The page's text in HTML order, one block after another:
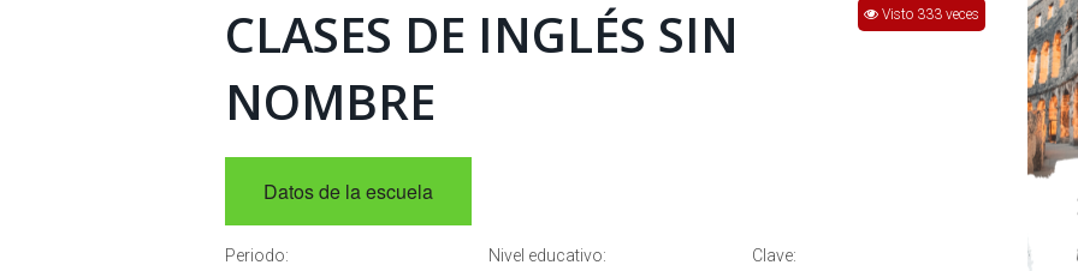
CLASES DE INGLÉS SIN
NOMBRE
Visto 333 veces
Datos de la escuela
Periodo: Nivel educativo: Clave: